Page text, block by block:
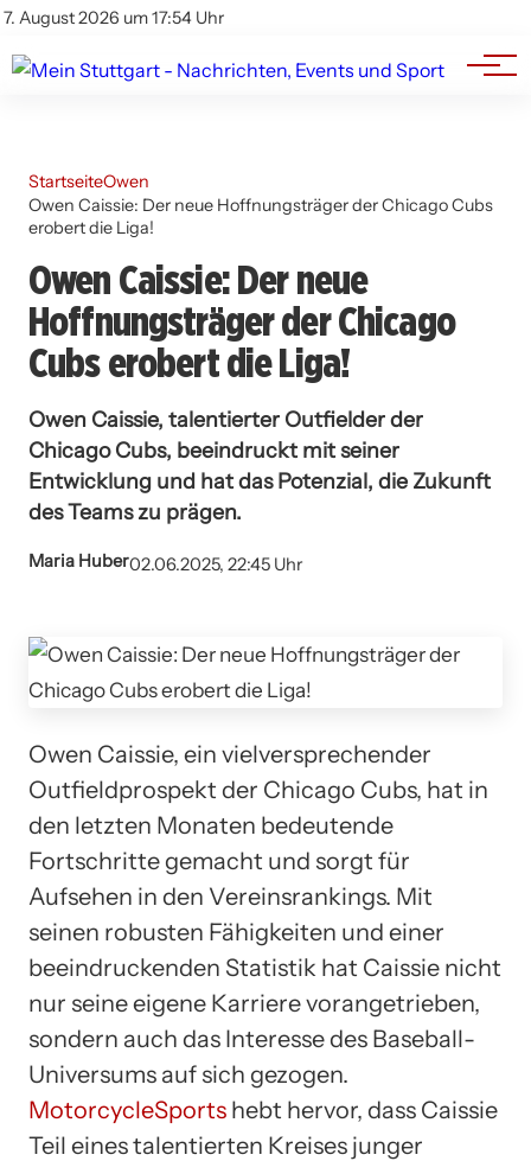
7. August 2026 um 17:54 Uhr
Impressum
Branchenbuch
Werbung
StartseiteOwen
Owen Caissie: Der neue Hoffnungsträger der Chicago Cubs
erobert die Liga!
Owen Caissie: Der neue
Hoffnungsträger der Chicago
Cubs erobert die Liga!
Owen Caissie, talentierter Outfielder der
Chicago Cubs, beeindruckt mit seiner
Entwicklung und hat das Potenzial, die Zukunft
des Teams zu prägen.
Maria Huber02.06.2025, 22:45 Uhr
Owen Caissie, ein vielversprechender
Outfieldprospekt der Chicago Cubs, hat in
den letzten Monaten bedeutende
Fortschritte gemacht und sorgt für
Aufsehen in den Vereinsrankings. Mit
seinen robusten Fähigkeiten und einer
beeindruckenden Statistik hat Caissie nicht
nur seine eigene Karriere vorangetrieben,
sondern auch das Interesse des Baseball-
Universums auf sich gezogen.
MotorcycleSports hebt hervor, dass Caissie
Teil eines talentierten Kreises junger